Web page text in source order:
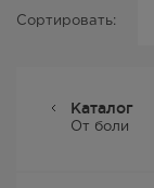
Сортировать:
Каталог
От боли